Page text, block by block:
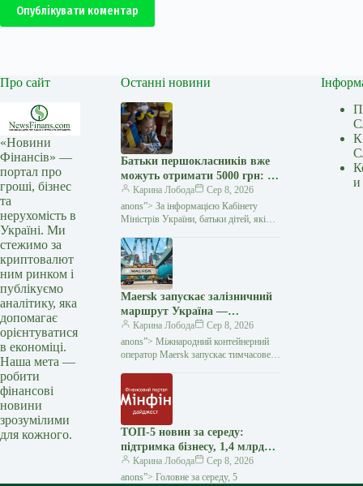
Опублікувати коментар
Про сайт
«Новини
Фінансів» —
портал про
гроші, бізнес
та
нерухомість в
Україні. Ми
стежимо за
криптовалют
ним ринком і
публікуємо
аналітику, яка
допомагає
орієнтуватися
в економіці.
Наша мета —
робити
фінансові
новини
зрозумілими
для кожного.
Останні новини
Батьки першокласників вже
можуть отримати 5000 грн: як
оформити «Пакунок
школяра» — Мінфін
Карина Лобода
Сер 8, 2026
anons”> За інформацією Кабінету
Міністрів України, батьки дітей, які
до першого класу, вже можуть подати
заяву на отримання
Maersk запускає залізничний
маршрут Україна —
Констанца через атаки на
чорноморські порти —
Мінфін
Карина Лобода
Сер 8, 2026
anons”> Міжнародний контейнерний
оператор Maersk запускає тимчасове
та румунським портом Констанца.
Рішення
ТОП-5 новин за середу:
підтримка бізнесу, 1,4 млрд
євро від ЄС та чи безпечно
тримати гроші на
Карина Лобода
Сер 8, 2026
anons”> Головне за середу, 5
и